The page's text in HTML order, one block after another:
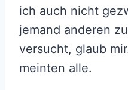
ich auch nicht
jemand anderen
versucht, glaub
meinten alle.